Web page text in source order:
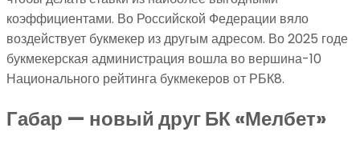
коэффициентами. Во Российской Федерации вяло
воздействует букмекер из другым адресом. Во 2025 годе
букмекерская администрация вошла во вершина-10
Национального рейтинга букмекеров от РБК8.
Габар — новый друг БК «Мелбет»